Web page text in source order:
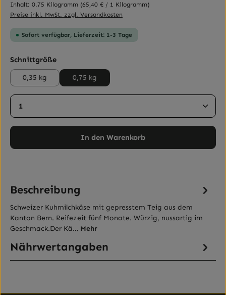
Inhalt: 0.75 Kilogramm (65,40 € / 1 Kilogramm)
Preise inkl. MwSt. zzgl. Versandkosten
Sofort verfügbar, Lieferzeit: 1-3 Tage
Schnittgrößeauswählen
0,35 kg 0,75 kg
Produkt Anzahl: Gib den gewünschten Wert ein
In den Warenkorb
Beschreibung
Schweizer Kuhmilchkäse mit gepresstem Teig aus dem
Kanton Bern. Reifezeit fünf Monate. Würzig, nussartig im
Geschmack.Der Kä… Mehr
Nährwertangaben